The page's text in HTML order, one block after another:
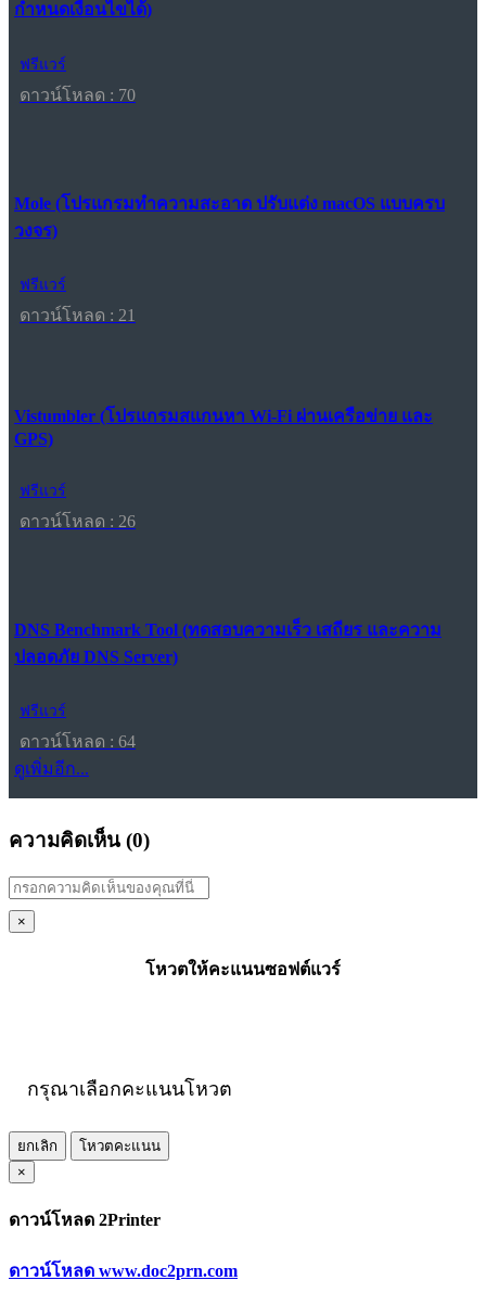
กำหนดเงื่อนไขได้)
ฟรีแวร์
ดาวน์โหลด : 70
Mole (โปรแกรมทำความสะอาด ปรับแต่ง macOS แบบครบ
วงจร)
ฟรีแวร์
ดาวน์โหลด : 21
Vistumbler (โปรแกรมสแกนหา Wi-Fi ผ่านเครือข่าย และ
GPS)
ฟรีแวร์
ดาวน์โหลด : 26
DNS Benchmark Tool (ทดสอบความเร็ว เสถียร และความ
ปลอดภัย DNS Server)
ฟรีแวร์
ดาวน์โหลด : 64
ดูเพิ่มอีก...
ความคิดเห็น (0)
×
โหวตให้คะแนนซอฟต์แวร์
กรุณาเลือกคะแนนโหวต
ยกเลิก
โหวตคะแนน
×
ดาวน์โหลด 2Printer
ดาวน์โหลด www.doc2prn.com